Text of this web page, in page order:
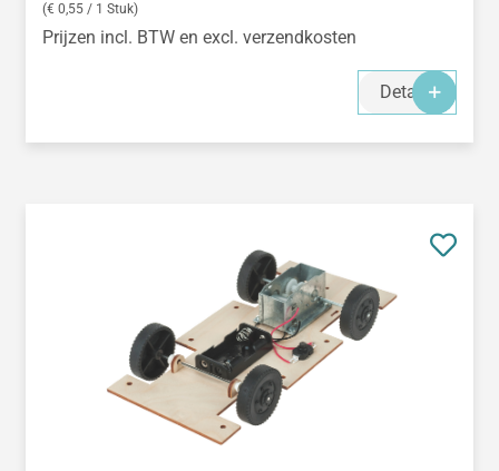
(€ 0,55 / 1 Stuk)
Prijzen incl. BTW en excl. verzendkosten
Details